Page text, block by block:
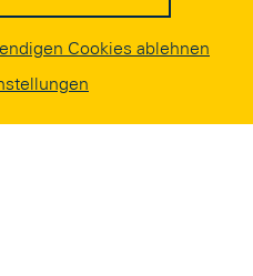
Cookies ablehnen